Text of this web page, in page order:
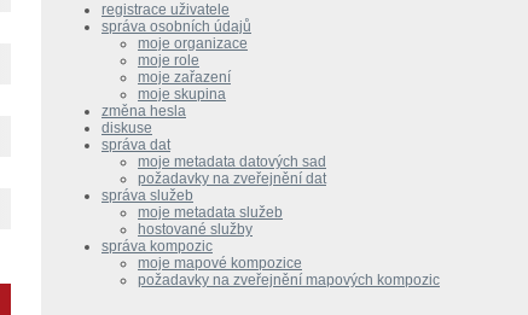
registrace uživatele
správa osobních údajů
moje organizace
moje role
moje zařazení
moje skupina
změna hesla
diskuse
správa dat
moje metadata datových sad
požadavky na zveřejnění dat
správa služeb
moje metadata služeb
hostované služby
správa kompozic
moje mapové kompozice
požadavky na zveřejnění mapových kompozic